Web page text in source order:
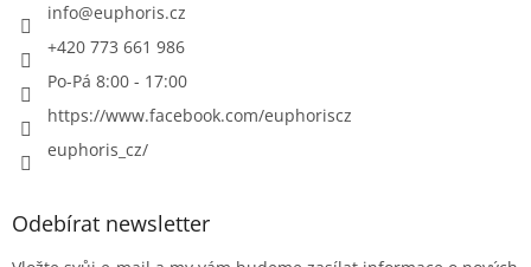
info@euphoris.cz
+420 773 661 986
Po-Pá 8:00 - 17:00
https://www.facebook.com/euphoriscz
euphoris_cz/
Odebírat newsletter